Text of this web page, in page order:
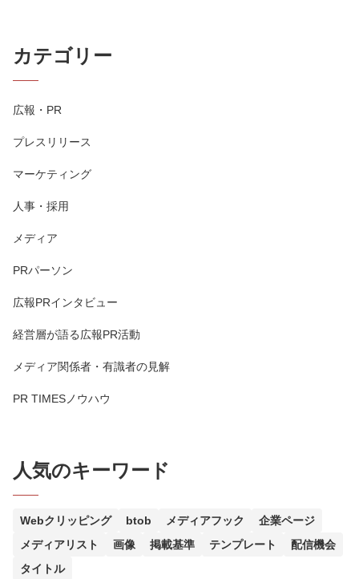
カテゴリー
広報・PR
プレスリリース
マーケティング
人事・採用
メディア
PRパーソン
広報PRインタビュー
経営層が語る広報PR活動
メディア関係者・有識者の見解
PR TIMESノウハウ
人気のキーワード
Webクリッピング btob メディアフック
企業ページ
メディアリスト
画像 掲載基準 テンプレート
配信機会
タイトル